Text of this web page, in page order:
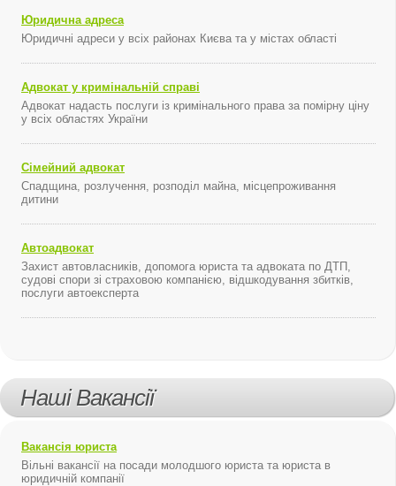
Юридична адреса
Юридичні адреси у всіх районах Києва та у містах області
Адвокат у кримінальній справі
Адвокат надасть послуги із кримінального права за помірну ціну
у всіх областях України
Сімейний адвокат
Спадщина, розлучення, розподіл майна, місцепроживання
дитини
Автоадвокат
Захист автовласників, допомога юриста та адвоката по ДТП,
судові спори зі страховою компанією, відшкодування збитків,
послуги автоексперта
Наші Вакансії
Вакансія юриста
Вільні вакансії на посади молодшого юриста та юриста в
юридичній компанії